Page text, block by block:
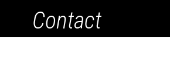
Contact